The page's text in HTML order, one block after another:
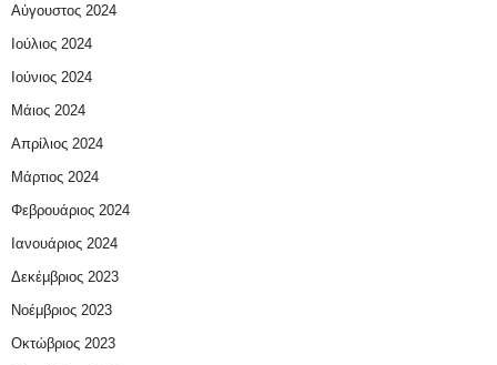
Αύγουστος 2024
Ιούλιος 2024
Ιούνιος 2024
Μάιος 2024
Απρίλιος 2024
Μάρτιος 2024
Φεβρουάριος 2024
Ιανουάριος 2024
Δεκέμβριος 2023
Νοέμβριος 2023
Οκτώβριος 2023